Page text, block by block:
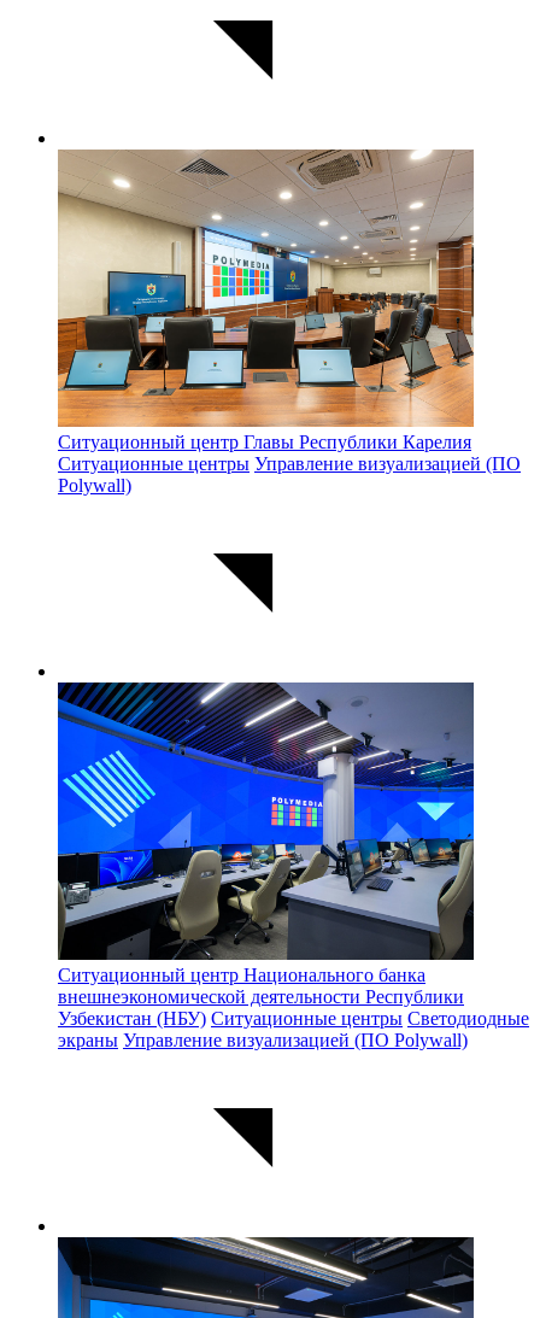
Ситуационный центр Главы Республики Карелия
Ситуационные центры Управление визуализацией (ПО
Polywall)
Ситуационный центр Национального банка
внешнеэкономической деятельности Республики
Узбекистан (НБУ) Ситуационные центры Светодиодные
экраны Управление визуализацией (ПО Polywall)